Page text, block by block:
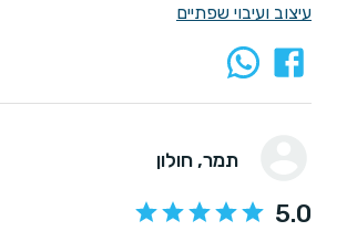
עיצוב ועיבוי שפתיים
תמר, חולון
5.0